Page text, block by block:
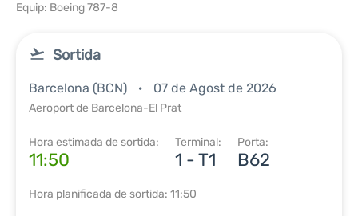
Equip: Boeing 787-8
Sortida
Barcelona (BCN) 07 de Agost de 2026
Aeroport de Barcelona-El Prat
Hora estimada de sortida:
11:50
Terminal:
1 - T1
Porta:
B62
Hora planificada de sortida: 11:50